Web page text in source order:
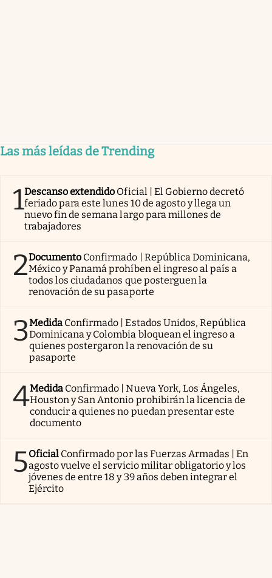
Las más leídas de Trending
1Descanso extendido Oficial | El Gobierno decretó
feriado para este lunes 10 de agosto y llega un
nuevo fin de semana largo para millones de
trabajadores
2Documento Confirmado | República Dominicana,
México y Panamá prohíben el ingreso al país a
todos los ciudadanos que posterguen la
renovación de su pasaporte
3Medida Confirmado | Estados Unidos, República
Dominicana y Colombia bloquean el ingreso a
quienes postergaron la renovación de su
pasaporte
4Medida Confirmado | Nueva York, Los Ángeles,
Houston y San Antonio prohibirán la licencia de
conducir a quienes no puedan presentar este
documento
5Oficial Confirmado por las Fuerzas Armadas | En
agosto vuelve el servicio militar obligatorio y los
jóvenes de entre 18 y 39 años deben integrar el
Ejército